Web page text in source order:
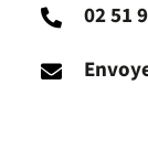
02 51